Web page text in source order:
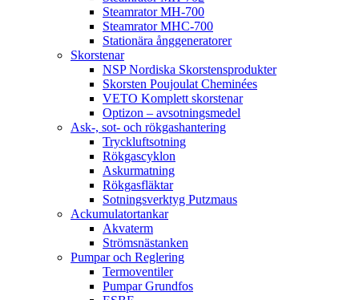
Steamrator MH-700
Steamrator MHC-700
Stationära ånggeneratorer
Skorstenar
NSP Nordiska Skorstensprodukter
Skorsten Poujoulat Cheminées
VETO Komplett skorstenar
Optizon – avsotningsmedel
Ask-, sot- och rökgashantering
Tryckluftsotning
Rökgascyklon
Askurmatning
Rökgasfläktar
Sotningsverktyg Putzmaus
Ackumulatortankar
Akvaterm
Strömsnästanken
Pumpar och Reglering
Termoventiler
Pumpar Grundfos